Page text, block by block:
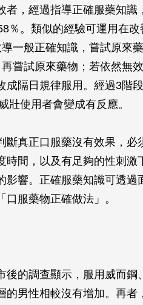
者，經過指導正確服藥知識
％。類似的經驗可運用在
一般正確知識，嘗試原來
嘗試原來藥物；若依然無
成隔日規律服用。經過3階
壯使用者會變成有反應。
斷真正口服藥沒有效果，必
間，以及有足夠的性刺激
影響。正確服藥知識可透過
服藥物正確做法」。
後的調查顯示，服用威而鋼
的男性相較沒有增加。再者